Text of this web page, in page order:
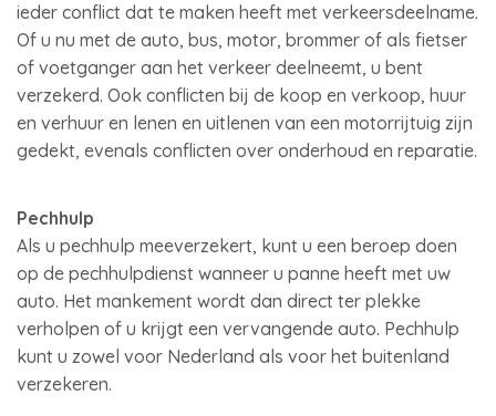
ieder conflict dat te maken heeft met verkeersdeelname.
Of u nu met de auto, bus, motor, brommer of als fietser
of voetganger aan het verkeer deelneemt, u bent
verzekerd. Ook conflicten bij de koop en verkoop, huur
en verhuur en lenen en uitlenen van een motorrijtuig zijn
gedekt, evenals conflicten over onderhoud en reparatie.
Pechhulp
Als u pechhulp meeverzekert, kunt u een beroep doen
op de pechhulpdienst wanneer u panne heeft met uw
auto. Het mankement wordt dan direct ter plekke
verholpen of u krijgt een vervangende auto. Pechhulp
kunt u zowel voor Nederland als voor het buitenland
verzekeren.